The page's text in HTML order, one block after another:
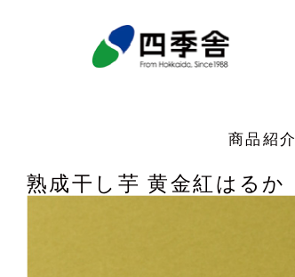
商品紹介
熟成干し芋 黄金紅はるか